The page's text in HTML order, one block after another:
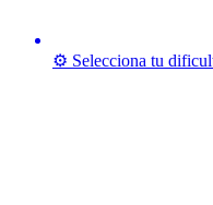
⚙️ Selecciona tu